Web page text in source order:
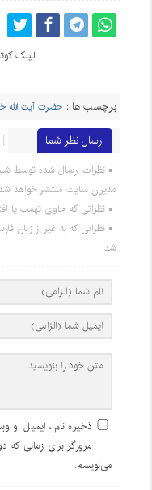
لینک
برچسب ها : حضرت آیت الله
ارسال نظر شما
نظرات ارسال شده توسط
مدیران سایت منتشر خواهد
نظراتی که حاوی تهمت یا
نظراتی که به غیر از زبان
شد.
ذخیره نام، ایمیل و
مرورگر برای زمانی که
می‌نویسم.